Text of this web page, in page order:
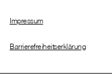
Impressum
Barrierefreiheitserklärung